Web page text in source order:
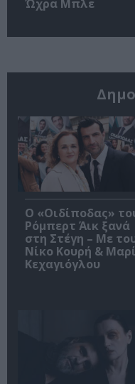
Ώχρα Μπλε
O «Οιδίποδας»
Ρόμπερτ Άικ ξανά
στη Στέγη – Με
Νίκο Κουρή &
Κεχαγιόγλου